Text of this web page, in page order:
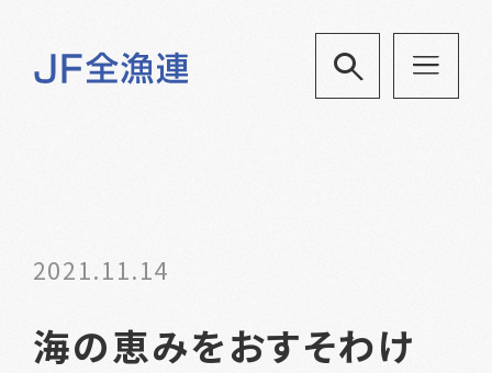
2021.11.14
海の恵みをおすそわけ